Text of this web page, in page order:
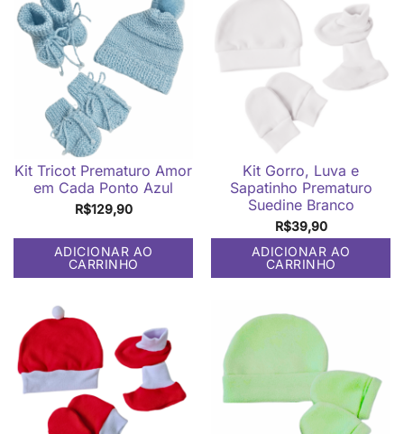
Kit Tricot Prematuro Amor
em Cada Ponto Azul
R$129,90
ADICIONAR AO
CARRINHO
Kit Gorro, Luva e
Sapatinho Prematuro
Suedine Branco
R$39,90
ADICIONAR AO
CARRINHO